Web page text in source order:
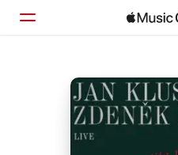
ホーム
見つける
検索